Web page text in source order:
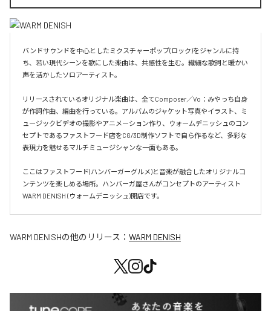
バンドサウンドを中心としたミクスチャーポップ(ロック)をジャンルに持
ち、若い現代シーンを歌にした楽曲は、共感性を生む。繊細な歌詞と暖かい
声を活かしたソロアーティスト。
リリースされているオリジナル楽曲は、全てComposer／Vo：みやっち自身
が作詞作曲、編曲を行っている。アルバムのジャケット写真やイラスト、ミ
ュージックビデオの撮影やアニメーション作り、ウォームデニッシュのコン
セプトであるファストフード店をCG/3D制作ソフトで自ら作るなど、多彩な
表現力を魅せるマルチミュージシャンな一面もある。
ここはファストフード(ハンバーガーグルメ)と音楽が融合したオリジナルコ
ンテンツを楽しめる場所。ハンバーガ屋さんがコンセプトのアーティスト
WARM DENISH (ウォームデニッシュ)開店です。
WARM DENISHの他のリリース： WARM DENISH